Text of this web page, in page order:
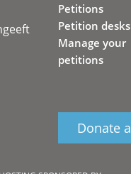
Petitions
Petition desks
Manage your
petitions
Donate